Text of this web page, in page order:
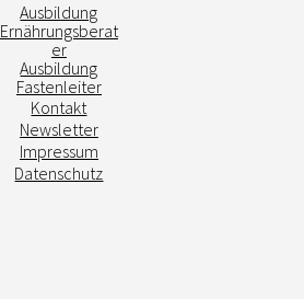
Ausbildung
Ernährungsberat
er
Ausbildung
Fastenleiter
Kontakt
Newsletter
Impressum
Datenschutz